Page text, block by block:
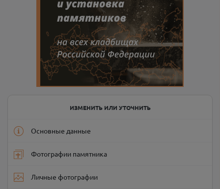
ИЗМЕНИТЬ ИЛИ УТОЧНИТЬ
Основные данные
Фотографии памятника
Личные фотографии